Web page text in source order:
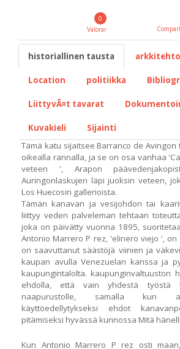
0
Valorar
historiallinen tausta
Location politiikka
LiittyvÃ¤t tavarat
Kuvakieli
Sijainti
Tämä katu sijaitsee Barranco de Avingon
oikealla rannalla, ja se on osa vanhaa
veteen ', Arapon
Auringonlaskujen läpi juoksin veteen,
Los Huecosin gallerioista.
Tämän kanavan ja vesijohdon tai
liittyy veden palveleman tehtaan
joka on päivätty vuonna 1895,
Antonio Marrero P rez, 'elinero viejo ',
on saavuttanut säästöjä viinien ja
kaupan avulla Venezuelan kanssa ja
kaupungintalolta. kaupunginvaltuuston
ehdolla, että vain yhdestä työstä
naapurustolle, samalla kun
käyttöedellytykseksi ehdot
pitämiseksi hyvässä kunnossa Mitä
Kun Antonio Marrero P rez osti